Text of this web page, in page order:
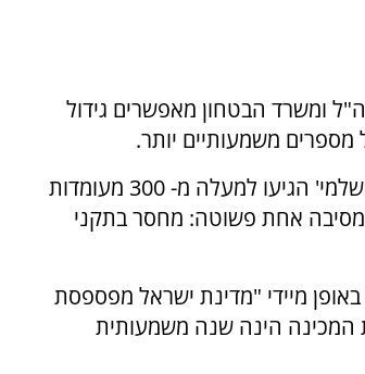
ומשרד הבטחון מאפשרים גידול
"לשלבי המיון הסופיים של 'המכינה הירושלמית', מבית 'טנא ירושלמי' הגיעו למעלה מ- 300 מעומדות
בחוץ רבות וטובות מסיבה אחת פשוטה: מחסר בתקני
מיידי "מדינת ישראל מפספסת
המכינה הינה שנה משמעותית